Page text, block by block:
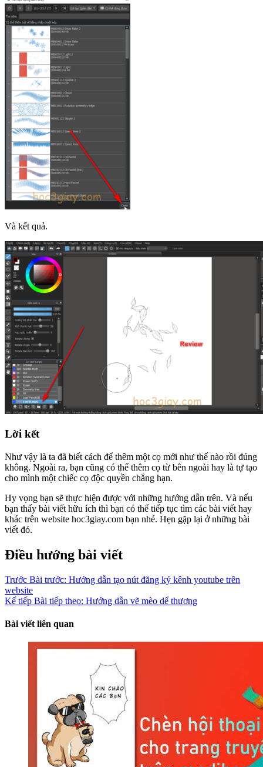
Và kết quả.
Lời kết
Như vậy là ta đã biết cách để thêm một cọ mới như thế nào rồi đúng
không. Ngoài ra, bạn cũng có thể thêm cọ từ bên ngoài hay là tự tạo
cho mình một chiếc cọ độc quyền chẳng hạn.
Hy vọng bạn sẽ thực hiện được với những hướng dẫn trên. Và nếu
bạn thấy bài viết hữu ích thì bạn có thể tiếp tục tìm các bài viết hay
khác trên website hoc3giay.com bạn nhé. Hẹn gặp lại ở những bài
viết đó.
Điều hướng bài viết
Trước Bài trước: Hướng dẫn tạo nút đăng ký kênh youtube trên
website
Kế tiếp Bài tiếp theo: Hướng dẫn vẽ mèo dể thương
Bài viết liên quan